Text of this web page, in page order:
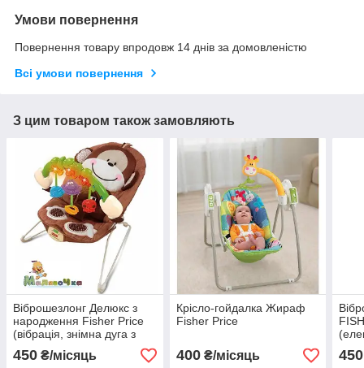
Умови повернення
Повернення товару впродовж 14 днів за домовленістю
Всі умови повернення
З цим товаром також замовляють
Віброшезлонг Делюкс з
народження Fisher Price
(вібрація, знімна дуга з
музикою та світловими
ефектами)
450 ₴/місяць
Крісло-гойдалка Жираф
Fisher Price
400₴/місяць 450